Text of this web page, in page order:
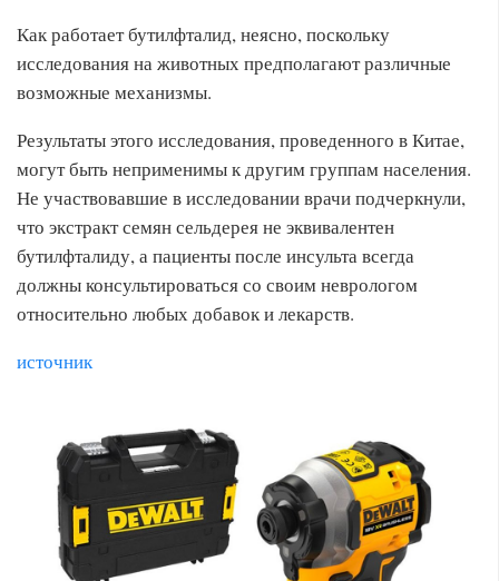
Как работает бутилфталид, неясно, поскольку
исследования на животных предполагают различные
возможные механизмы.
Результаты этого исследования, проведенного в Китае,
могут быть неприменимы к другим группам населения.
Не участвовавшие в исследовании врачи подчеркнули,
что экстракт семян сельдерея не эквивалентен
бутилфталиду, а пациенты после инсульта всегда
должны консультироваться со своим неврологом
относительно любых добавок и лекарств.
источник